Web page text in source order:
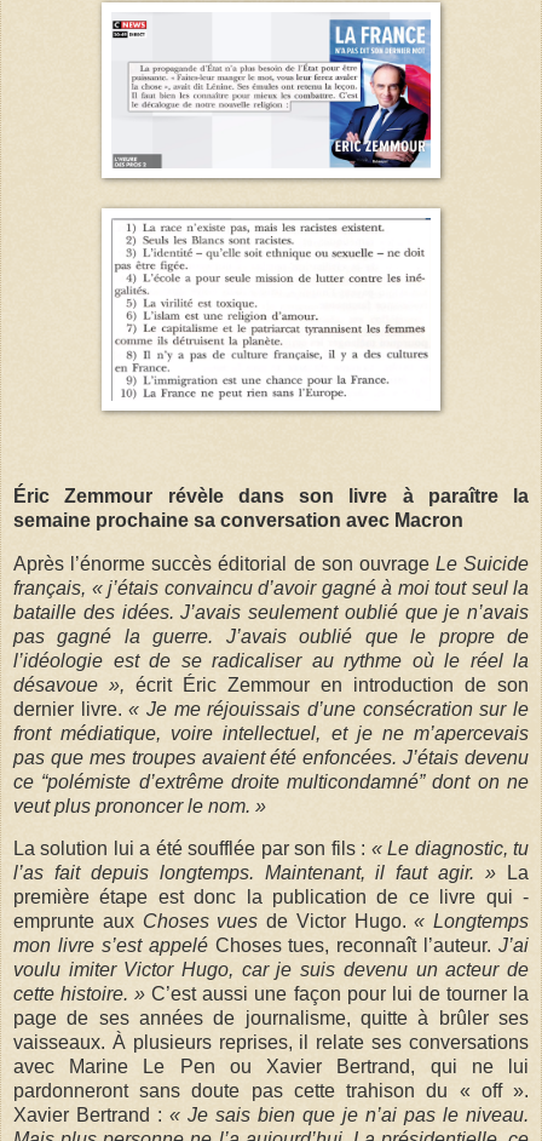
Éric Zemmour révèle dans son livre à paraître la
semaine prochaine sa conversation avec Macron
Après l’énorme succès éditorial de son ouvrage Le Suicide
français, « j’étais convaincu d’avoir gagné à moi tout seul la
­bataille des idées. J’avais seulement oublié que je n’avais
pas gagné la guerre. J’avais oublié que le propre de
l’idéologie est de se radicaliser au rythme où le réel la
désavoue », écrit Éric Zemmour en introduction de son
dernier livre.« Je me ­réjouissais d’une consécration sur le
front médiatique, voire intellectuel, et je ne m’apercevais
pas que mes troupes avaient été enfoncées. J’étais devenu
ce “polémiste d’extrême droite multicondamné” dont on ne
veut plus prononcer le nom. »
La solution lui a été soufflée par son fils : « Le diagnostic, tu
l’as fait depuis longtemps. Maintenant, il faut agir. » La
première étape est donc la publication de ce livre qui ­
emprunte aux Choses vues de Victor Hugo.« Longtemps
mon livre s’est appelé Choses tues, reconnaît l’auteur. J’ai
voulu imiter Victor Hugo, car je suis devenu un acteur de
cette histoire. » C’est aussi une façon pour lui de tourner la
page de ses années de journalisme, quitte à brûler ses
vaisseaux. À plusieurs reprises, il relate ses conversations
avec Marine Le Pen ou Xavier ­Bertrand, qui ne lui
pardonneront sans doute pas cette trahison du « off ».
Xavier Bertrand : « Je sais bien que je n’ai pas le ­niveau.